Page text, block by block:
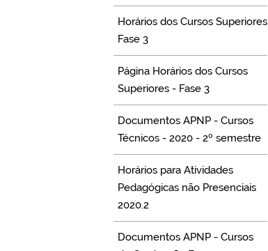
Horários dos Cursos Superiores
Fase 3
Página Horários dos Cursos
Superiores - Fase 3
Documentos APNP - Cursos
Técnicos - 2020 - 2º semestre
Horários para Atividades
Pedagógicas não Presenciais
2020.2
Documentos APNP - Cursos